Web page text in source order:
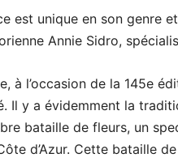
est unique en son genre
Annie Sidro,
à l’occasion de la 145e
Il y a évidemment la
bataille de fleurs, un
d’Azur. Cette bataille